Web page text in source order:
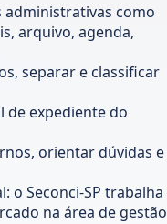
administrativas como
arquivo, agenda,
separar e classificar
de expediente do
orientar dúvidas e
o Seconci-SP trabalha
na área de gestão